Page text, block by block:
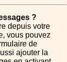
?
depuis votre
vous pouvez
de
ajouter la